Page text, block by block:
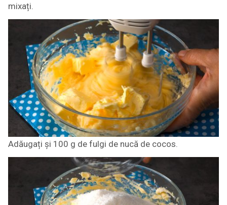
mixați.
Adăugați și 100 g de fulgi de nucă de cocos.